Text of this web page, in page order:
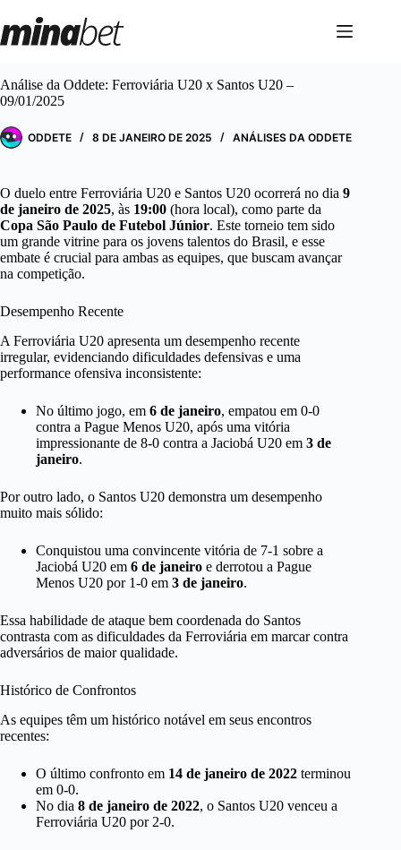
para
o
Análise da Oddete: Ferroviária U20 x Santos U20 –
09/01/2025
ODDETE 8 DE JANEIRO DE 2025 ANÁLISES DA ODDETE
O duelo entre Ferroviária U20 e Santos U20 ocorrerá no dia 9
de janeiro de 2025, às 19:00 (hora local), como parte da
Copa São Paulo de Futebol Júnior. Este torneio tem sido
um grande vitrine para os jovens talentos do Brasil, e esse
embate é crucial para ambas as equipes, que buscam avançar
na competição.
Desempenho Recente
A Ferroviária U20 apresenta um desempenho recente
irregular, evidenciando dificuldades defensivas e uma
performance ofensiva inconsistente:
No último jogo, em 6 de janeiro, empatou em 0-0
contra a Pague Menos U20, após uma vitória
impressionante de 8-0 contra a Jaciobá U20 em 3 de
janeiro.
Por outro lado, o Santos U20 demonstra um desempenho
muito mais sólido:
Conquistou uma convincente vitória de 7-1 sobre a
Jaciobá U20 em 6 de janeiro e derrotou a Pague
Menos U20 por 1-0 em 3 de janeiro.
Essa habilidade de ataque bem coordenada do Santos
contrasta com as dificuldades da Ferroviária em marcar contra
adversários de maior qualidade.
Histórico de Confrontos
As equipes têm um histórico notável em seus encontros
recentes:
O último confronto em 14 de janeiro de 2022 terminou
em 0-0.
No dia 8 de janeiro de 2022, o Santos U20 venceu a
Ferroviária U20 por 2-0.